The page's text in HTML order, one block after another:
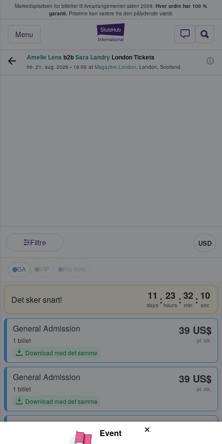
Markedspladsen for billetter til livearrangementer siden 2009. Hver ordre har 100 %
garanti. Priserne kan variere fra den pålydende værdi.
StubHub - Hvor
Menu
køber og sælger billetter
Amelie Lens b2bSara Landry London Tickets
fre. 21. aug. 2026 • 16.00 at Magazine London, London, Scotland
Filtre USD
GA VIP Pre 6pm
Det sker snart! 11
days : 23
hours :32
min : 10
sec
General Admission
1 billet
Download med det samme
39 US$
pr. stk.
General Admission
1 billet
Download med det samme
39 US$
pr. stk.
General Admission
Event